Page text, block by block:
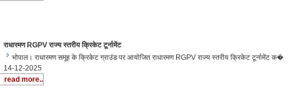
राधारमण RGPV राज्य स्तरीय क्रिकेट टूर्नामेंट
भोपाल। राधारमण समूह के क्रिकेट ग्राउंड पर आयोजित राधारमण RGPV राज्य स्तरीय क्रिकेट टूर्नामेंट क�
14-12-2025
read more..